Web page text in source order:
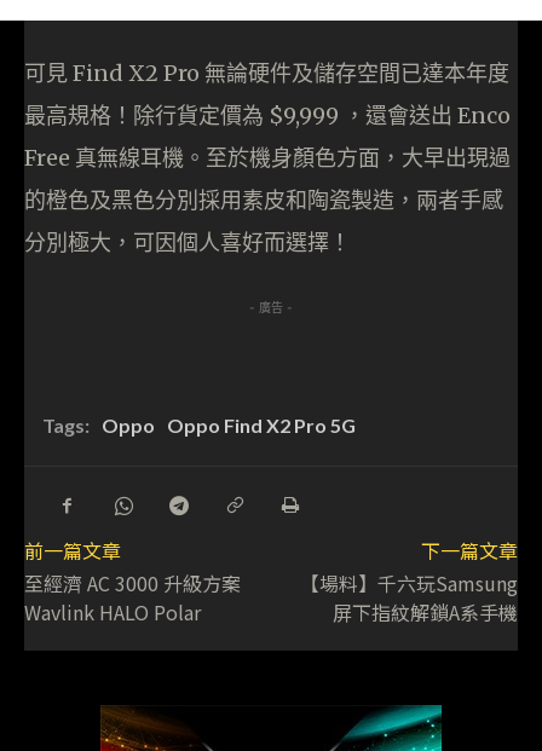
可見 Find X2 Pro 無論硬件及儲存空間已達本年度
最高規格！除行貨定價為 $9,999 ，還會送出 Enco
Free 真無線耳機。至於機身顏色方面，大早出現過
的橙色及黑色分別採用素皮和陶瓷製造，兩者手感
分別極大，可因個人喜好而選擇！
- 廣告 -
Tags: Oppo Oppo Find X2 Pro 5G
前一篇文章
至經濟 AC 3000 升級方案
Wavlink HALO Polar
下一篇文章
【場料】千六玩Samsung
屏下指紋解鎖A系手機